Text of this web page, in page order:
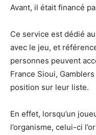
Avant, il était financé
Ce service est dédié
avec le jeu, et
personnes peuvent
France Sioui,
position sur leur liste.
En effet, lorsqu’un
l’organisme, celui-ci